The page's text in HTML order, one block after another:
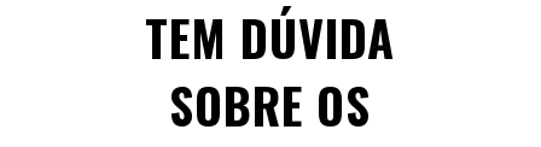
TEM DÚVIDA
SOBRE OS